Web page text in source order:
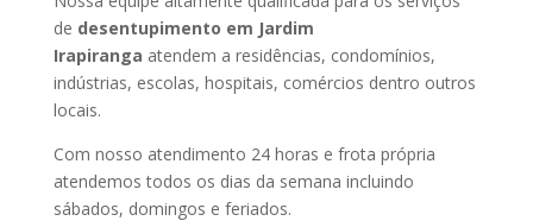
de desentupimento em Jardim
Irapiranga atendem a residências, condomínios,
indústrias, escolas, hospitais, comércios dentro outros
locais.
Com nosso atendimento 24 horas e frota própria
atendemos todos os dias da semana incluindo
sábados, domingos e feriados.